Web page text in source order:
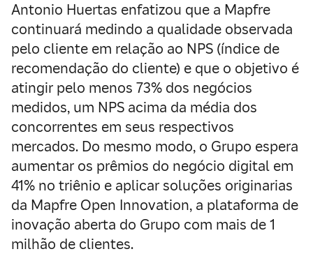
Antonio Huertas enfatizou que a Mapfre
continuará medindo a qualidade observada
pelo cliente em relação ao NPS (índice de
recomendação do cliente) e que o objetivo é
atingir pelo menos 73% dos negócios
medidos, um NPS acima da média dos
concorrentes em seus respectivos
mercados. Do mesmo modo, o Grupo espera
aumentar os prêmios do negócio digital em
41% no triênio e aplicar soluções originarias
da Mapfre Open Innovation, a plataforma de
inovação aberta do Grupo com mais de 1
milhão de clientes.